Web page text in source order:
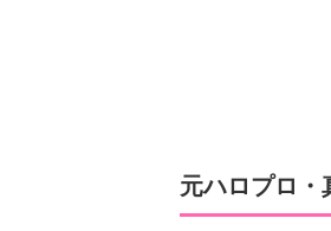
元ハロプロ・